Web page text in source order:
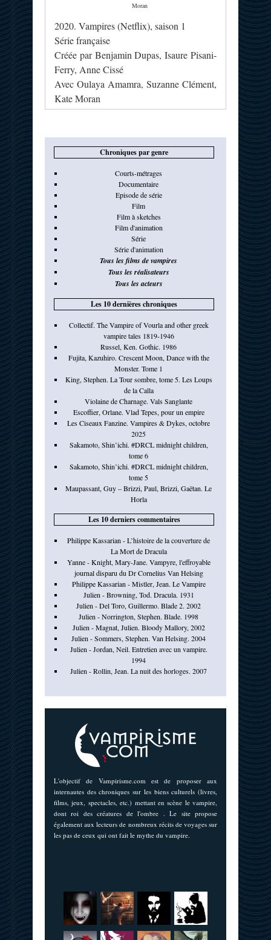
Moran
2020. Vampires (Netflix), saison 1
Série française
Créée par Benjamin Dupas, Isaure Pisani-
Ferry, Anne Cissé
Avec Oulaya Amamra, Suzanne Clément,
Kate Moran
Chroniques par genre
Courts-métrages
Documentaire
Episode de série
Film
Film à sketches
Film d'animation
Série
Série d'animation
Tous les films de vampires
Tous les réalisateurs
Tous les acteurs
Les 10 dernières chroniques
Collectif. The Vampire of Vourla and other greek
vampire tales 1819-1946
Russel, Ken. Gothic. 1986
Fujita, Kazuhiro. Crescent Moon, Dance with the
Monster. Tome 1
King, Stephen. La Tour sombre, tome 5. Les Loups
de la Calla
Violaine de Charnage. Vals Sanglante
Escoffier, Orlane. Vlad Tepes, pour un empire
Les Ciseaux Fanzine. Vampires & Dykes, octobre
2025
Sakamoto, Shin’ichi. #DRCL midnight children,
tome 6
Sakamoto, Shin’ichi. #DRCL midnight children,
tome 5
Maupassant, Guy – Brizzi, Paul, Brizzi, Gaëtan. Le
Horla
Les 10 derniers commentaires
Philippe Kassarian - L’histoire de la couverture de
La Mort de Dracula
Yanne - Knight, Mary-Jane. Vampyre, l'effroyable
journal disparu du Dr Cornelius Van Helsing
Philippe Kassarian - Mistler, Jean. Le Vampire
Julien - Browning, Tod. Dracula. 1931
Julien - Del Toro, Guillermo. Blade 2. 2002
Julien - Norrington, Stephen. Blade. 1998
Julien - Magnat, Julien. Bloody Mallory, 2002
Julien - Sommers, Stephen. Van Helsing. 2004
Julien - Jordan, Neil. Entretien avec un vampire.
1994
Julien - Rollin, Jean. La nuit des horloges. 2007
L'objectif de Vampirisme.com est de proposer aux
internautes des chroniques sur les biens culturels (livres,
films, jeux, spectacles, etc.) mettant en scène le vampire,
dont roi des créatures de l'ombre . Le site propose
également aux lecteurs de nombreux récits de voyages sur
les pas de ceux qui ont fait le mythe du vampire.